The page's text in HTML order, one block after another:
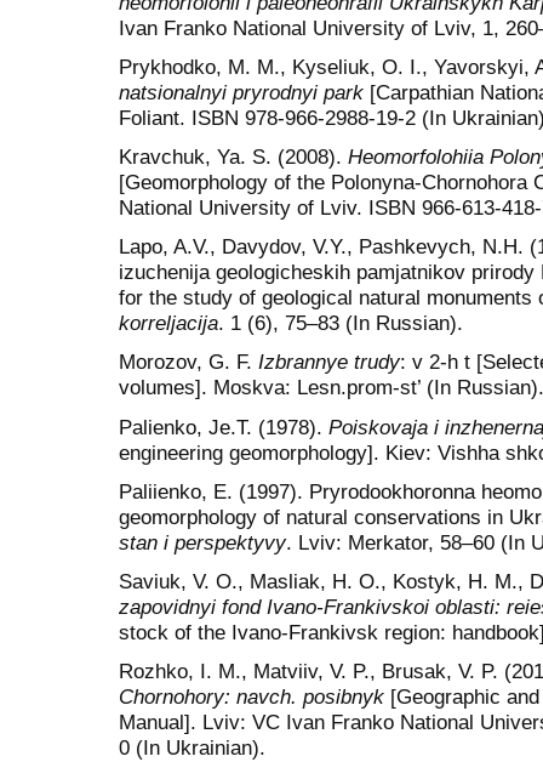
Ivan Franko National University of Lviv, 1,
Prykhodko, M. M., Kyseliuk, O. I., Yavorskyi,
natsionalnyi pryrodnyi park [Carpathian
Foliant. ISBN 978-966-2988-19-2 (In
Kravchuk, Ya. S. (2008). Heomorfolohiia
[Geomorphology of the Polonyna-Chornohora
National University of Lviv. ISBN 966-613-
Lapo, A.V., Davydov, V.Y., Pashkevych, N.H.
izuchenija geologicheskih pamjatnikov
for the study of geological natural
korreljacija. 1 (6), 75–83 (In Russian).
Morozov, G. F. Izbrannye trudy: v 2-h t
volumes]. Moskva: Lesn.prom-st’ (In Russian).
Palienko, Je.T. (1978). Poiskovaja i
engineering geomorphology]. Kiev: Vishha
Paliienko, E. (1997). Pryrodookhoronna
geomorphology of natural conservations in
stan i perspektyvy. Lviv: Merkator, 58–60 (In
Saviuk, V. O., Masliak, H. O., Kostyk, H. M.,
zapovidnyi fond Ivano-Frankivskoi oblasti:
stock of the Ivano-Frankivsk region:
Rozhko, I. M., Matviiv, V. P., Brusak, V. P.
Chornohory: navch. posibnyk [Geographic
Manual]. Lviv: VC Ivan Franko National
0 (In Ukrainian).